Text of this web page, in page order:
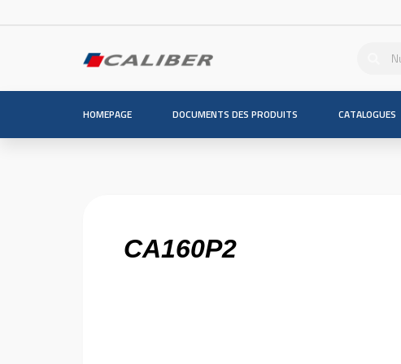
HOMEPAGE DOCUMENTS DES PRODUITS CATALOGUES
CA160P2